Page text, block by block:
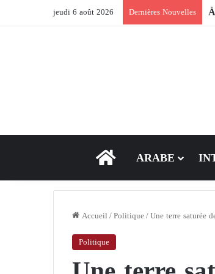
jeudi 6 août 2026 Dernières Nouvelles
ACCEUIL
ARABE
Accueil/Politique/Une terre saturée
Politique